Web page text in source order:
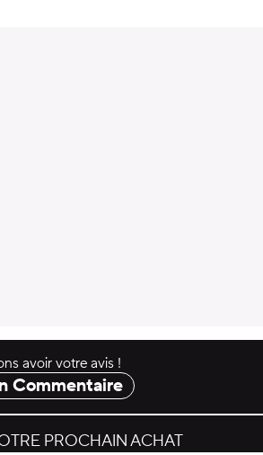
avoir votre avis !
Commentaire
PROCHAIN ACHAT